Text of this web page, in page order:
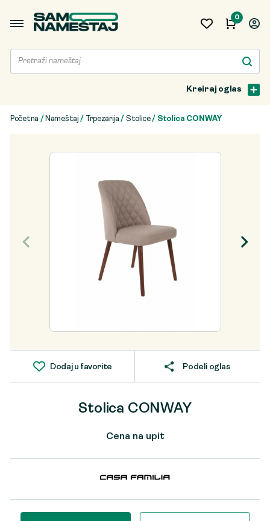
0
Kreiraj oglas
Početna / Nameštaj / Trpezarija / Stolice/ Stolica CONWAY
Dodaj u favorite Podeli oglas
Stolica CONWAY
Cena na upit